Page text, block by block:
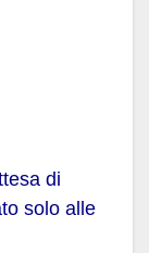
di
solo alle